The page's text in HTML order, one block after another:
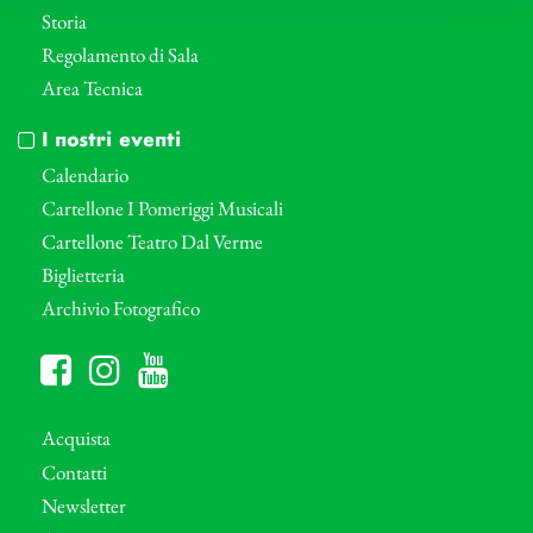
Storia
Regolamento di Sala
Area Tecnica
I nostri eventi
Calendario
Cartellone I Pomeriggi Musicali
Cartellone Teatro Dal Verme
Biglietteria
Archivio Fotografico
Acquista
Contatti
Newsletter